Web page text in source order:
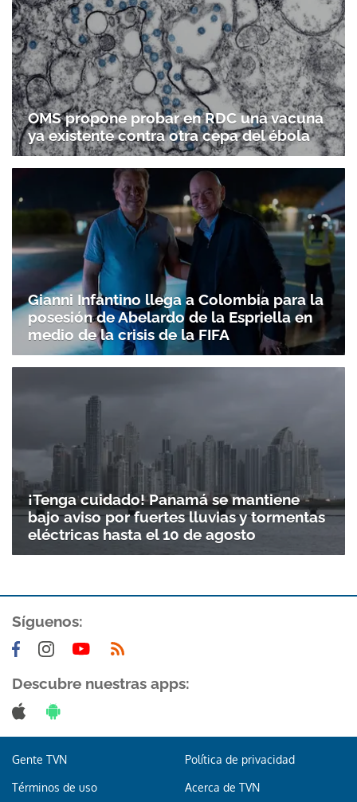
OMS propone probar en RDC una vacuna
ya existente contra otra cepa del ébola
Gianni Infantino llega a Colombia para la
posesión de Abelardo de la Espriella en
medio de la crisis de la FIFA
¡Tenga cuidado! Panamá se mantiene
bajo aviso por fuertes lluvias y tormentas
eléctricas hasta el 10 de agosto
Síguenos:
Descubre nuestras apps:
Gente TVN Política de privacidad
Términos de uso Acerca de TVN